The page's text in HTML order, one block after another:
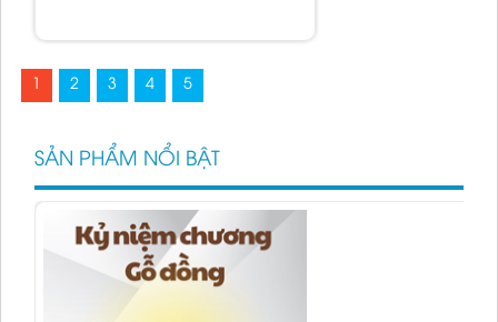
2 3 4 5
SẢN PHẨM NỔI BẬT
KỶ NIỆM CHƯƠNG ĐỂ BÀN